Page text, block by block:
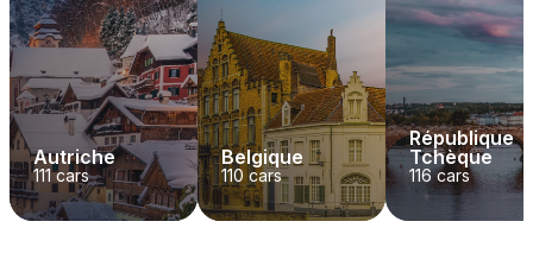
Autriche
111cars
Belgique
110 cars
République
Tchèque
116cars